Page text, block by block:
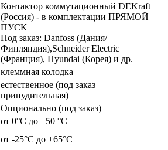
Контактор коммутационный DEKraft
(Россия) - в комплектации ПРЯМОЙ
ПУСК
Под заказ: Danfoss (Дания/
Финляндия),Schneider Electric
(Франция), Hyundai (Корея) и др.
клеммная колодка
естественное (под заказ
принудительная)
Опционально (под заказ)
от 0°C до +50 °C
от -25°C до +65°C